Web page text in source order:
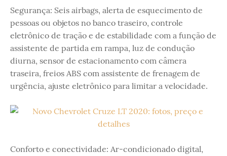
Segurança: Seis airbags, alerta de esquecimento de
pessoas ou objetos no banco traseiro, controle
eletrônico de tração e de estabilidade com a função de
assistente de partida em rampa, luz de condução
diurna, sensor de estacionamento com câmera
traseira, freios ABS com assistente de frenagem de
urgência, ajuste eletrônico para limitar a velocidade.
Conforto e conectividade: Ar-condicionado digital,